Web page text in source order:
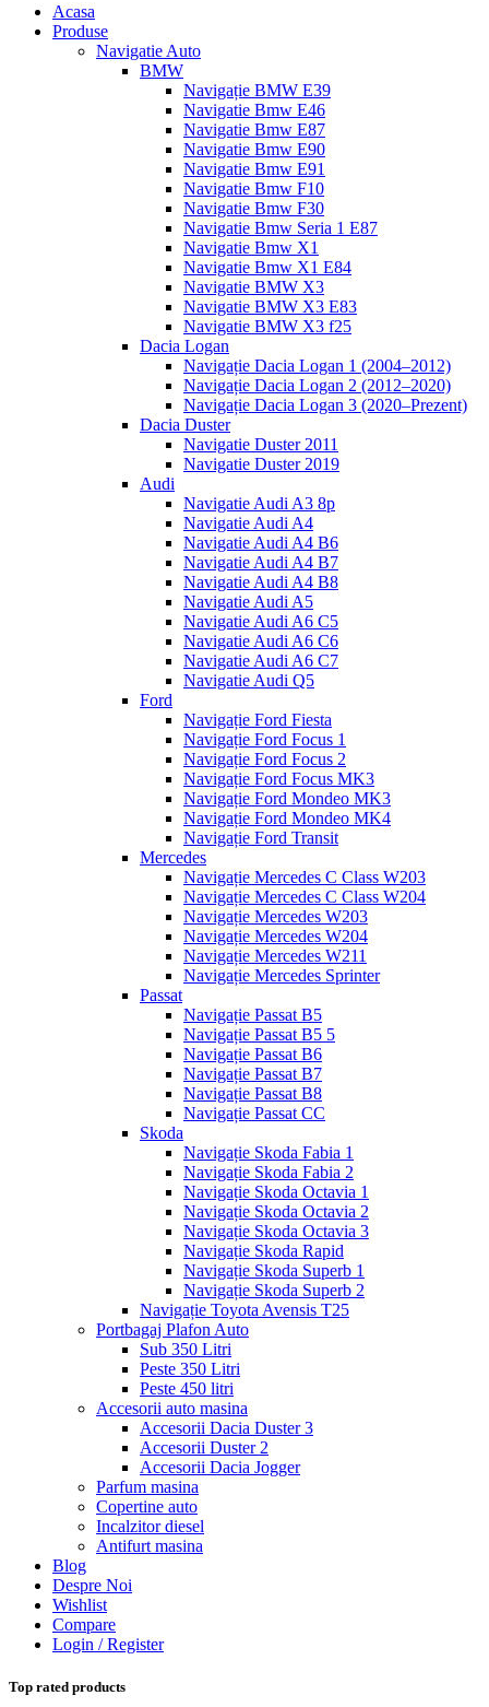
Acasa
Produse
Navigatie Auto
BMW
Navigație BMW E39
Navigatie Bmw E46
Navigatie Bmw E87
Navigatie Bmw E90
Navigatie Bmw E91
Navigatie Bmw F10
Navigatie Bmw F30
Navigatie Bmw Seria 1 E87
Navigatie Bmw X1
Navigatie Bmw X1 E84
Navigatie BMW X3
Navigatie BMW X3 E83
Navigatie BMW X3 f25
Dacia Logan
Navigație Dacia Logan 1 (2004–2012)
Navigație Dacia Logan 2 (2012–2020)
Navigație Dacia Logan 3 (2020–Prezent)
Dacia Duster
Navigatie Duster 2011
Navigatie Duster 2019
Audi
Navigatie Audi A3 8p
Navigatie Audi A4
Navigatie Audi A4 B6
Navigatie Audi A4 B7
Navigatie Audi A4 B8
Navigatie Audi A5
Navigatie Audi A6 C5
Navigatie Audi A6 C6
Navigatie Audi A6 C7
Navigatie Audi Q5
Ford
Navigație Ford Fiesta
Navigație Ford Focus 1
Navigație Ford Focus 2
Navigație Ford Focus MK3
Navigație Ford Mondeo MK3
Navigație Ford Mondeo MK4
Navigație Ford Transit
Mercedes
Navigație Mercedes C Class W203
Navigație Mercedes C Class W204
Navigație Mercedes W203
Navigație Mercedes W204
Navigație Mercedes W211
Navigație Mercedes Sprinter
Passat
Navigație Passat B5
Navigație Passat B5 5
Navigație Passat B6
Navigație Passat B7
Navigație Passat B8
Navigație Passat CC
Skoda
Navigație Skoda Fabia 1
Navigație Skoda Fabia 2
Navigație Skoda Octavia 1
Navigație Skoda Octavia 2
Navigație Skoda Octavia 3
Navigație Skoda Rapid
Navigație Skoda Superb 1
Navigație Skoda Superb 2
Navigație Toyota Avensis T25
Portbagaj Plafon Auto
Sub 350 Litri
Peste 350 Litri
Peste 450 litri
Accesorii auto masina
Accesorii Dacia Duster 3
Accesorii Duster 2
Accesorii Dacia Jogger
Parfum masina
Copertine auto
Incalzitor diesel
Antifurt masina
Blog
Despre Noi
Wishlist
Compare
Login / Register
Top rated products